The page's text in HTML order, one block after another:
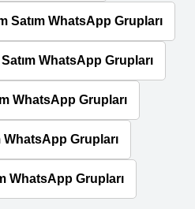
Satım WhatsApp Grupları
WhatsApp Grupları
WhatsApp Grupları
WhatsApp Grupları
WhatsApp Grupları